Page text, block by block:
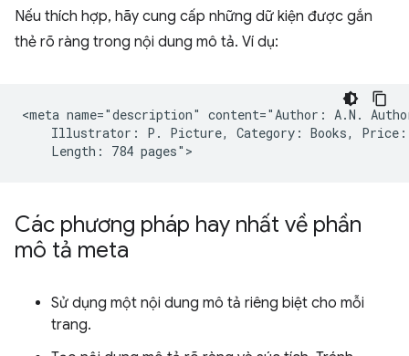
Nếu thích hợp, hãy cung cấp những dữ kiện được gắn
thẻ rõ ràng trong nội dung mô tả. Ví dụ:
<meta name="description" content="Author: A.N.
Illustrator: P. Picture, Category: Books,
Các phương pháp hay nhất về phần
mô tả meta
Sử dụng một nội dung mô tả riêng biệt cho mỗi
trang.